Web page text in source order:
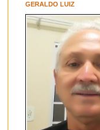
GERALDO LUIZ